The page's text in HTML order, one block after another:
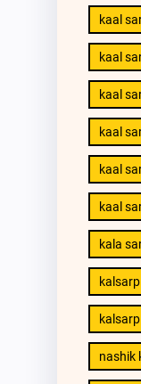
kaal
kaal
kaal
kaal
kaal
kaal
kala
nashik